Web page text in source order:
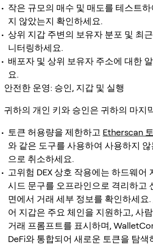
작은 규모의 매수 및 매도를 테스트
지 않았는지 확인하세요.
상위 지갑 주변의 보유자 분포 및 최
니터링하세요.
배포자 및 상위 보유자 주소에 대한
요.
안전한 운영: 승인, 지갑 및 실행
귀하의 개인 키와 승인은 귀하의 마지
토큰 허용량을 제한하고 Etherscan
와 같은 도구를 사용하여 사용하지
으로 취소하세요.
고위험 DEX 상호 작용에는 하드웨어
시드 문구를 오프라인으로 격리하고
면에서 거래 세부 정보를 확인하세요.
어 지갑은 주요 체인을 지원하고, 사
거래 프롬프트를 표시하며,
DeFi와 통합되어 새로운 토큰을 탐색